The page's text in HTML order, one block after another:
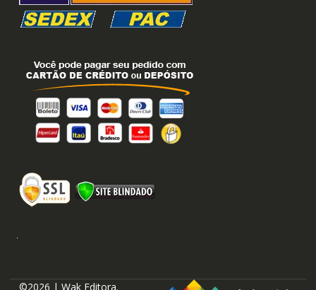
©2026 | Wak Editora.